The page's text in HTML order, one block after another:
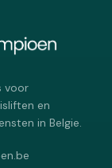
voor
en
in Belgie.